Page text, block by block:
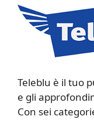
Teleblu è il tuo
e gli
Con sei